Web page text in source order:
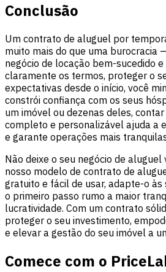
Conclusão
Um contrato de aluguel por
muito mais do que uma burocracia
negócio de locação bem-sucedido
claramente os termos, proteger o
expectativas desde o início, você
constrói confiança com os seus
um imóvel ou dezenas deles,
completo e personalizável ajuda a
e garante operações mais
Não deixe o seu negócio de
nosso modelo de contrato de
gratuito e fácil de usar, adapte-o às
o primeiro passo rumo a maior
lucratividade. Com um contrato
proteger o seu investimento,
e elevar a gestão do seu imóvel a
Comece com o